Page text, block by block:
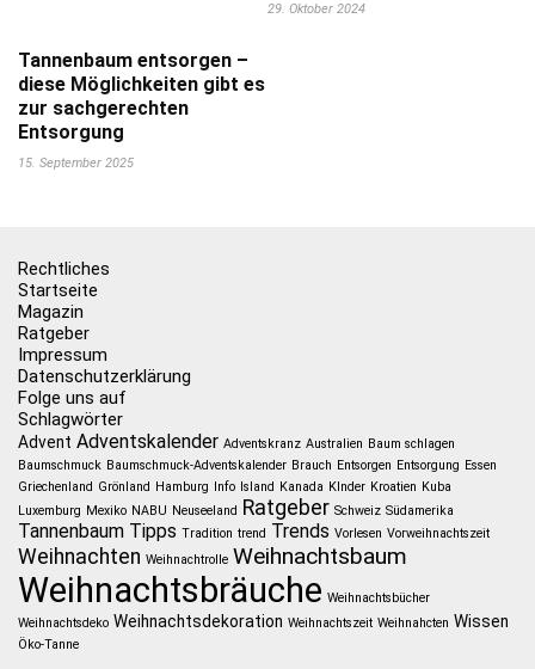
29. Oktober 2024
Tannenbaum entsorgen –
diese Möglichkeiten gibt es
zur sachgerechten
Entsorgung
15. September 2025
Rechtliches
Startseite
Magazin
Ratgeber
Impressum
Datenschutzerklärung
Folge uns auf
Schlagwörter
Advent Adventskalender Adventskranz Australien Baum schlagen
Baumschmuck Baumschmuck-Adventskalender Brauch Entsorgen Entsorgung Essen
Griechenland Grönland Hamburg Info Island Kanada KInder Kroatien Kuba
Luxemburg Mexiko NABU Neuseeland Ratgeber Schweiz Südamerika
Tannenbaum Tipps Tradition trend Trends Vorlesen Vorweihnachtszeit
Weihnachten Weihnachtrolle Weihnachtsbaum
Weihnachtsbräuche Weihnachtsbücher
Weihnachtsdeko Weihnachtsdekoration Weihnachtszeit Weihnahcten Wissen
Öko-Tanne